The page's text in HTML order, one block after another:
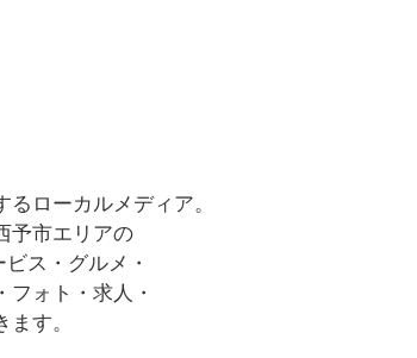
ローカルメディア。
予市エリアの
ス・グルメ・
フォト・求人・
す。